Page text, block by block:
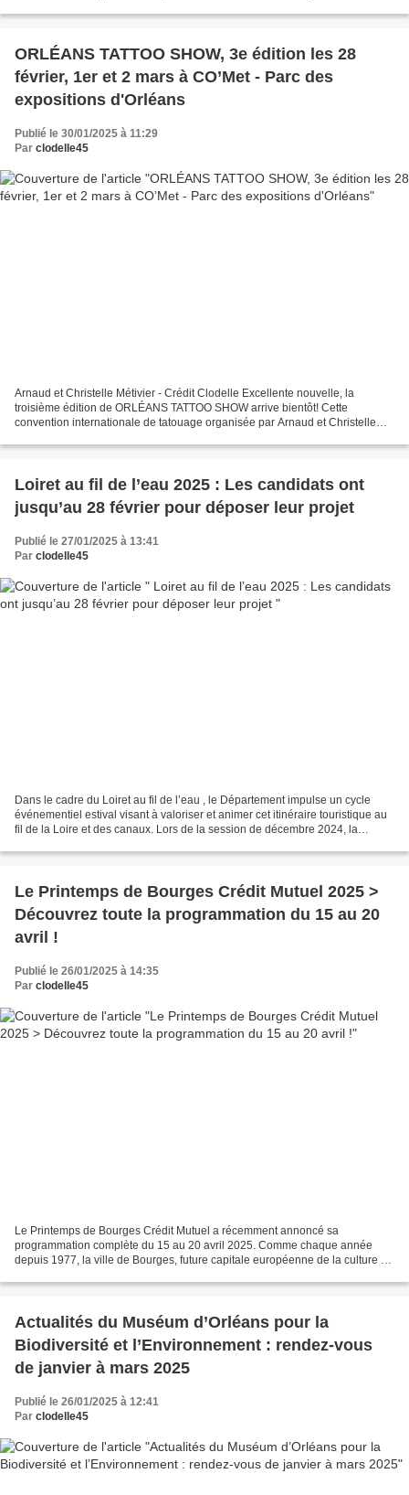
ORLÉANS TATTOO SHOW, 3e édition les 28
février, 1er et 2 mars à CO’Met - Parc des
expositions d'Orléans
Publié le 30/01/2025 à 11:29
Par clodelle45
Arnaud et Christelle Métivier - Crédit Clodelle Excellente nouvelle, la
troisième édition de ORLÉANS TATTOO SHOW arrive bientôt! Cette
convention internationale de tatouage organisée par Arnaud et Christelle
Loiret au fil de l’eau 2025 : Les candidats ont
jusqu’au 28 février pour déposer leur projet
Publié le 27/01/2025 à 13:41
Par clodelle45
Dans le cadre du Loiret au fil de l’eau , le Département impulse un cycle
événementiel estival visant à valoriser et animer cet itinéraire touristique au
fil de la Loire et des canaux. Lors de la session de décembre 2024, la
Le Printemps de Bourges Crédit Mutuel 2025 >
Découvrez toute la programmation du 15 au 20
avril !
Publié le 26/01/2025 à 14:35
Par clodelle45
Le Printemps de Bourges Crédit Mutuel a récemment annoncé sa
programmation complète du 15 au 20 avril 2025. Comme chaque année
depuis 1977, la ville de Bourges, future capitale européenne de la culture en
Actualités du Muséum d’Orléans pour la
Biodiversité et l’Environnement : rendez-vous
de janvier à mars 2025
Publié le 26/01/2025 à 12:41
Par clodelle45